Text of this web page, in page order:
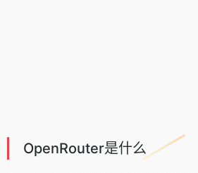
OpenRouter是什么